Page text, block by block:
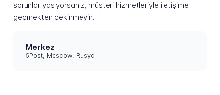
sorunlar yaşıyorsanız, müşteri hizmetleriyle iletişime
geçmekten çekinmeyin.
Merkez
5Post, Moscow, Rusya